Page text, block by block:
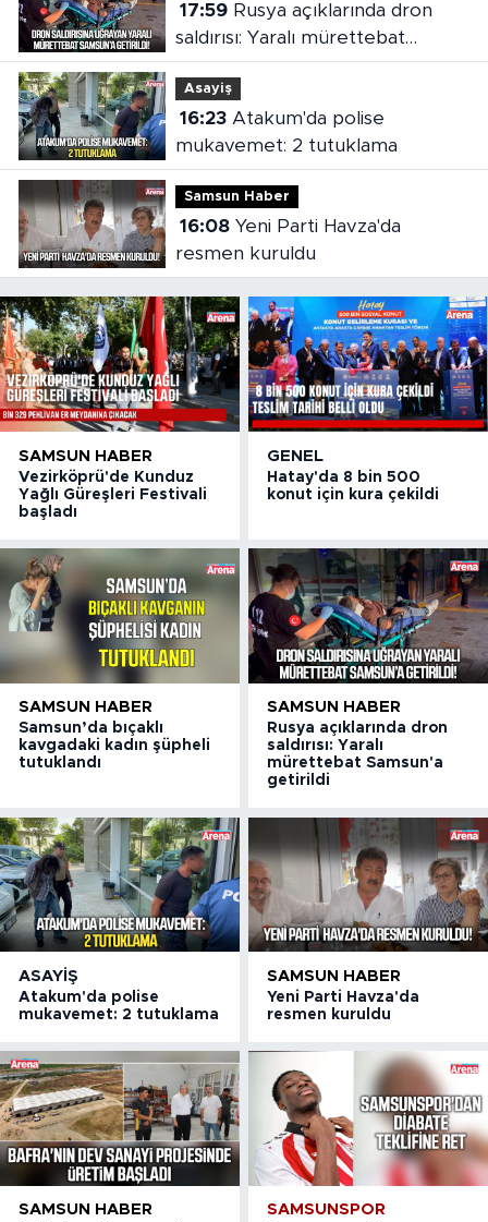
17:59Rusya açıklarında dron
saldırısı: Yaralı mürettebat
Samsun'a getirildi
Asayiş
16:23Atakum'da polise
mukavemet: 2 tutuklama
Samsun Haber
16:08Yeni Parti Havza'da
resmen kuruldu
SAMSUN HABER
Vezirköprü'de Kunduz
Yağlı Güreşleri Festivali
başladı
GENEL
Hatay'da 8 bin 500
konut için kura çekildi
SAMSUN HABER
Samsun’da bıçaklı
kavgadaki kadın şüpheli
tutuklandı
SAMSUN HABER
Rusya açıklarında dron
saldırısı: Yaralı
mürettebat Samsun'a
getirildi
ASAYIŞ
Atakum'da polise
mukavemet: 2 tutuklama
SAMSUN HABER
Yeni Parti Havza'da
resmen kuruldu
SAMSUN HABER SAMSUNSPOR